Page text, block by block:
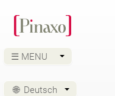
☰ MENU
🌐Deutsch